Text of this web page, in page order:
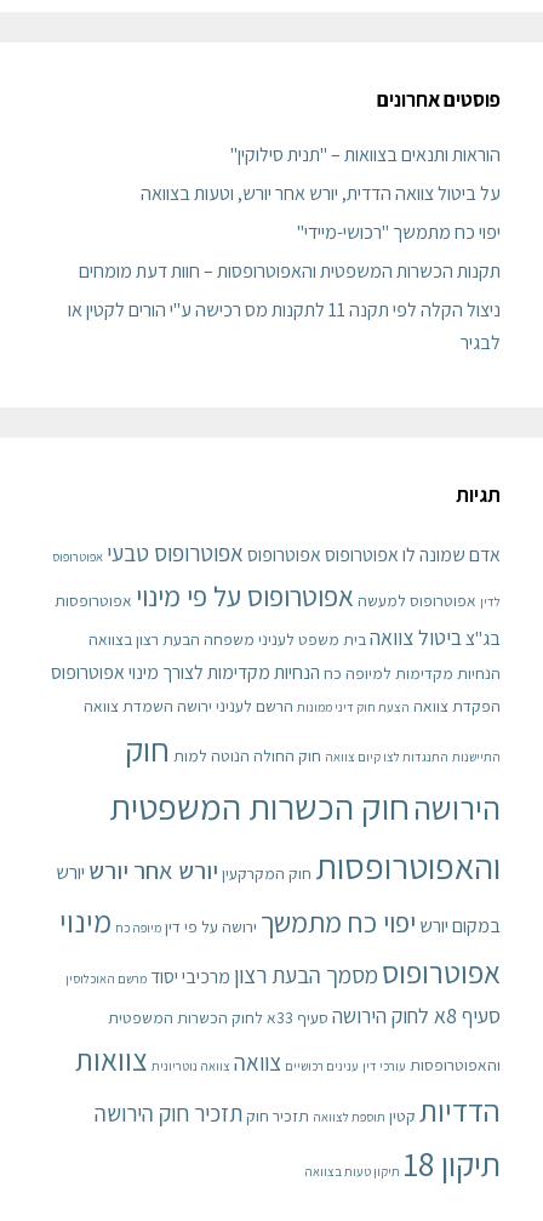
פוסטים אחרונים
הוראות ותנאים בצוואות – "תנית סילוקין"
על ביטול צוואה הדדית, יורש אחר יורש, וטעות בצוואה
יפוי כח מתמשך "רכושי-מיידי"
תקנות הכשרות המשפטית והאפוטרופסות – חוות דעת מומחים
ניצול הקלה לפי תקנה 11 לתקנות מס רכישה ע"י הורים לקטין או
לבגיר
תגיות
אדם שמונה לו אפוטרופוסאפוטרופוסאפוטרופוס טבעי אפוטרופוס
לדין אפוטרופוס למעשה אפוטרופוס על פי מינוי אפוטרופסות
בג"צביטול צוואהבית משפט לעניני משפחה הבעת רצון בצוואה
הנחיות מקדימות למיופה כח הנחיות מקדימות לצורך מינוי אפוטרופוס
הפקדת צוואה הצעת חוק דיני ממונות הרשם לעניני ירושה השמדת צוואה
התיישנות התנגדות לצו קיום צוואה חוק החולה הנוטה למות חוק
הירושהחוק הכשרות המשפטית
והאפוטרופסות חוק המקרקעין יורש אחר יורש יורש
במקום יורש יפוי כח מתמשך ירושה על פי דין מיופה כח מינוי
אפוטרופוס מסמך הבעת רצון מרכיבי יסוד מרשם האוכלוסין
סעיף 8א לחוק הירושה סעיף 33א לחוק הכשרות המשפטית
והאפוטרופסות עורכי דין ענינים רכושיים צוואה צוואה נוטריונית צוואות
הדדיות קטין תוספת לצוואה תזכיר חוק תזכיר חוק הירושה
תיקון 18 תיקון טעות בצוואה